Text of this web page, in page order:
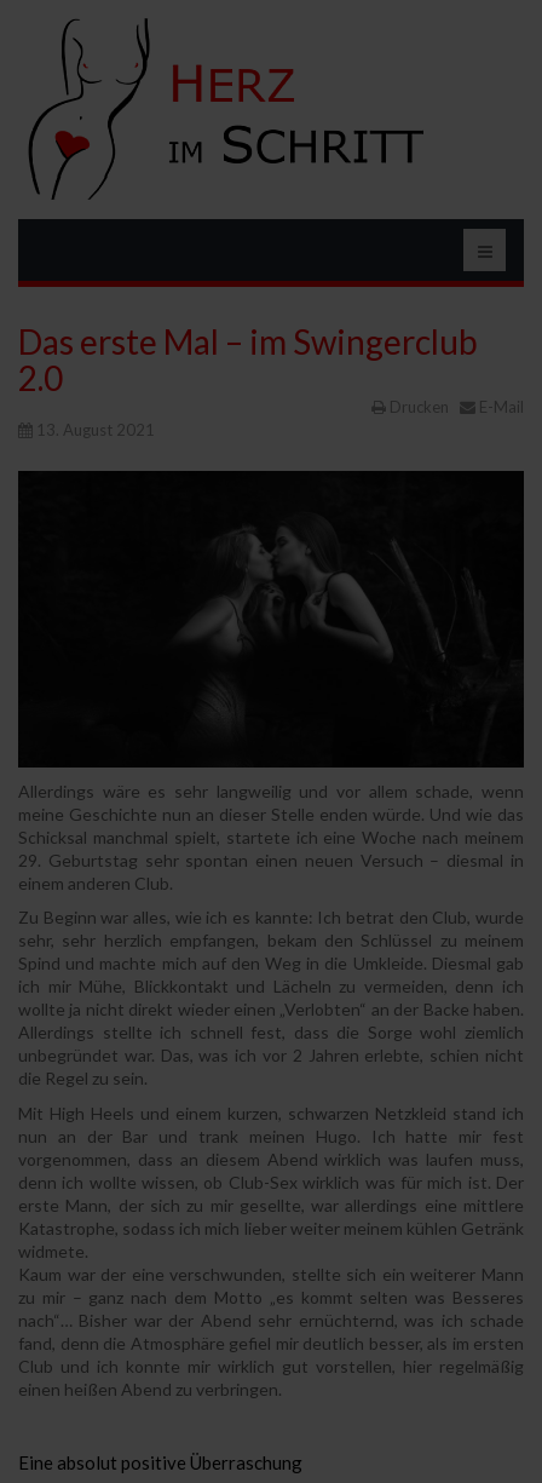
Das erste Mal – im Swingerclub
2.0
Drucken
E-Mail
13. August 2021
Allerdings wäre es sehr langweilig und vor allem schade, wenn
meine Geschichte nun an dieser Stelle enden würde. Und wie das
Schicksal manchmal spielt, startete ich eine Woche nach meinem
29. Geburtstag sehr spontan einen neuen Versuch – diesmal in
einem anderen Club.
Zu Beginn war alles, wie ich es kannte: Ich betrat den Club, wurde
sehr, sehr herzlich empfangen, bekam den Schlüssel zu meinem
Spind und machte mich auf den Weg in die Umkleide. Diesmal gab
ich mir Mühe, Blickkontakt und Lächeln zu vermeiden, denn ich
wollte ja nicht direkt wieder einen „Verlobten“ an der Backe haben.
Allerdings stellte ich schnell fest, dass die Sorge wohl ziemlich
unbegründet war. Das, was ich vor 2 Jahren erlebte, schien nicht
die Regel zu sein.
Mit High Heels und einem kurzen, schwarzen Netzkleid stand ich
nun an der Bar und trank meinen Hugo. Ich hatte mir fest
vorgenommen, dass an diesem Abend wirklich was laufen muss,
denn ich wollte wissen, ob Club-Sex wirklich was für mich ist. Der
erste Mann, der sich zu mir gesellte, war allerdings eine mittlere
Katastrophe, sodass ich mich lieber weiter meinem kühlen Getränk
widmete.
Kaum war der eine verschwunden, stellte sich ein weiterer Mann
zu mir – ganz nach dem Motto „es kommt selten was Besseres
nach“… Bisher war der Abend sehr ernüchternd, was ich schade
fand, denn die Atmosphäre gefiel mir deutlich besser, als im ersten
Club und ich konnte mir wirklich gut vorstellen, hier regelmäßig
einen heißen Abend zu verbringen.
Eine absolut positive Überraschung